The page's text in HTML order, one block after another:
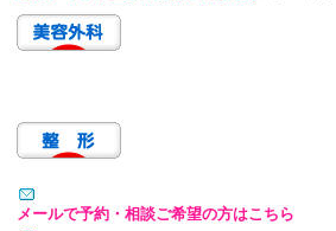
メールで予約・相談ご希望の方はこちら